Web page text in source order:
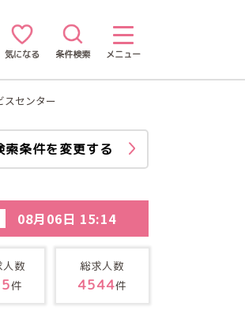
気になる 条件検索 メニュー
スセンター
索条件を変更する
08月06日 15:14
人数
件
総求人数
4544件